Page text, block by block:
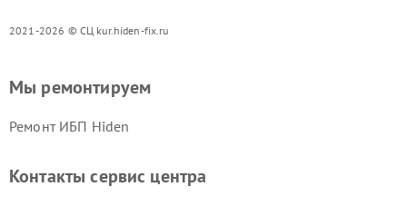
2021-2026 © СЦ kur.hiden-fix.ru
Мы ремонтируем
Ремонт ИБП Hiden
Контакты сервис центра